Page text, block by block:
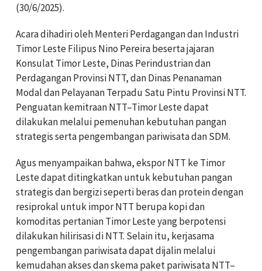
(30/6/2025).
Acara dihadiri oleh Menteri Perdagangan dan Industri
Timor Leste Filipus Nino Pereira beserta jajaran
Konsulat Timor Leste, Dinas Perindustrian dan
Perdagangan Provinsi NTT, dan Dinas Penanaman
Modal dan Pelayanan Terpadu Satu Pintu Provinsi NTT.
Penguatan kemitraan NTT–Timor Leste dapat
dilakukan melalui pemenuhan kebutuhan pangan
strategis serta pengembangan pariwisata dan SDM.
Agus menyampaikan bahwa, ekspor NTT ke Timor
Leste dapat ditingkatkan untuk kebutuhan pangan
strategis dan bergizi seperti beras dan protein dengan
resiprokal untuk impor NTT berupa kopi dan
komoditas pertanian Timor Leste yang berpotensi
dilakukan hilirisasi di NTT. Selain itu, kerjasama
pengembangan pariwisata dapat dijalin melalui
kemudahan akses dan skema paket pariwisata NTT–